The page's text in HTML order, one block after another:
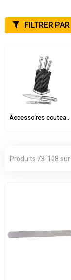
Accessoires couteaux
Produits 73-108 sur
FILTRER PAR